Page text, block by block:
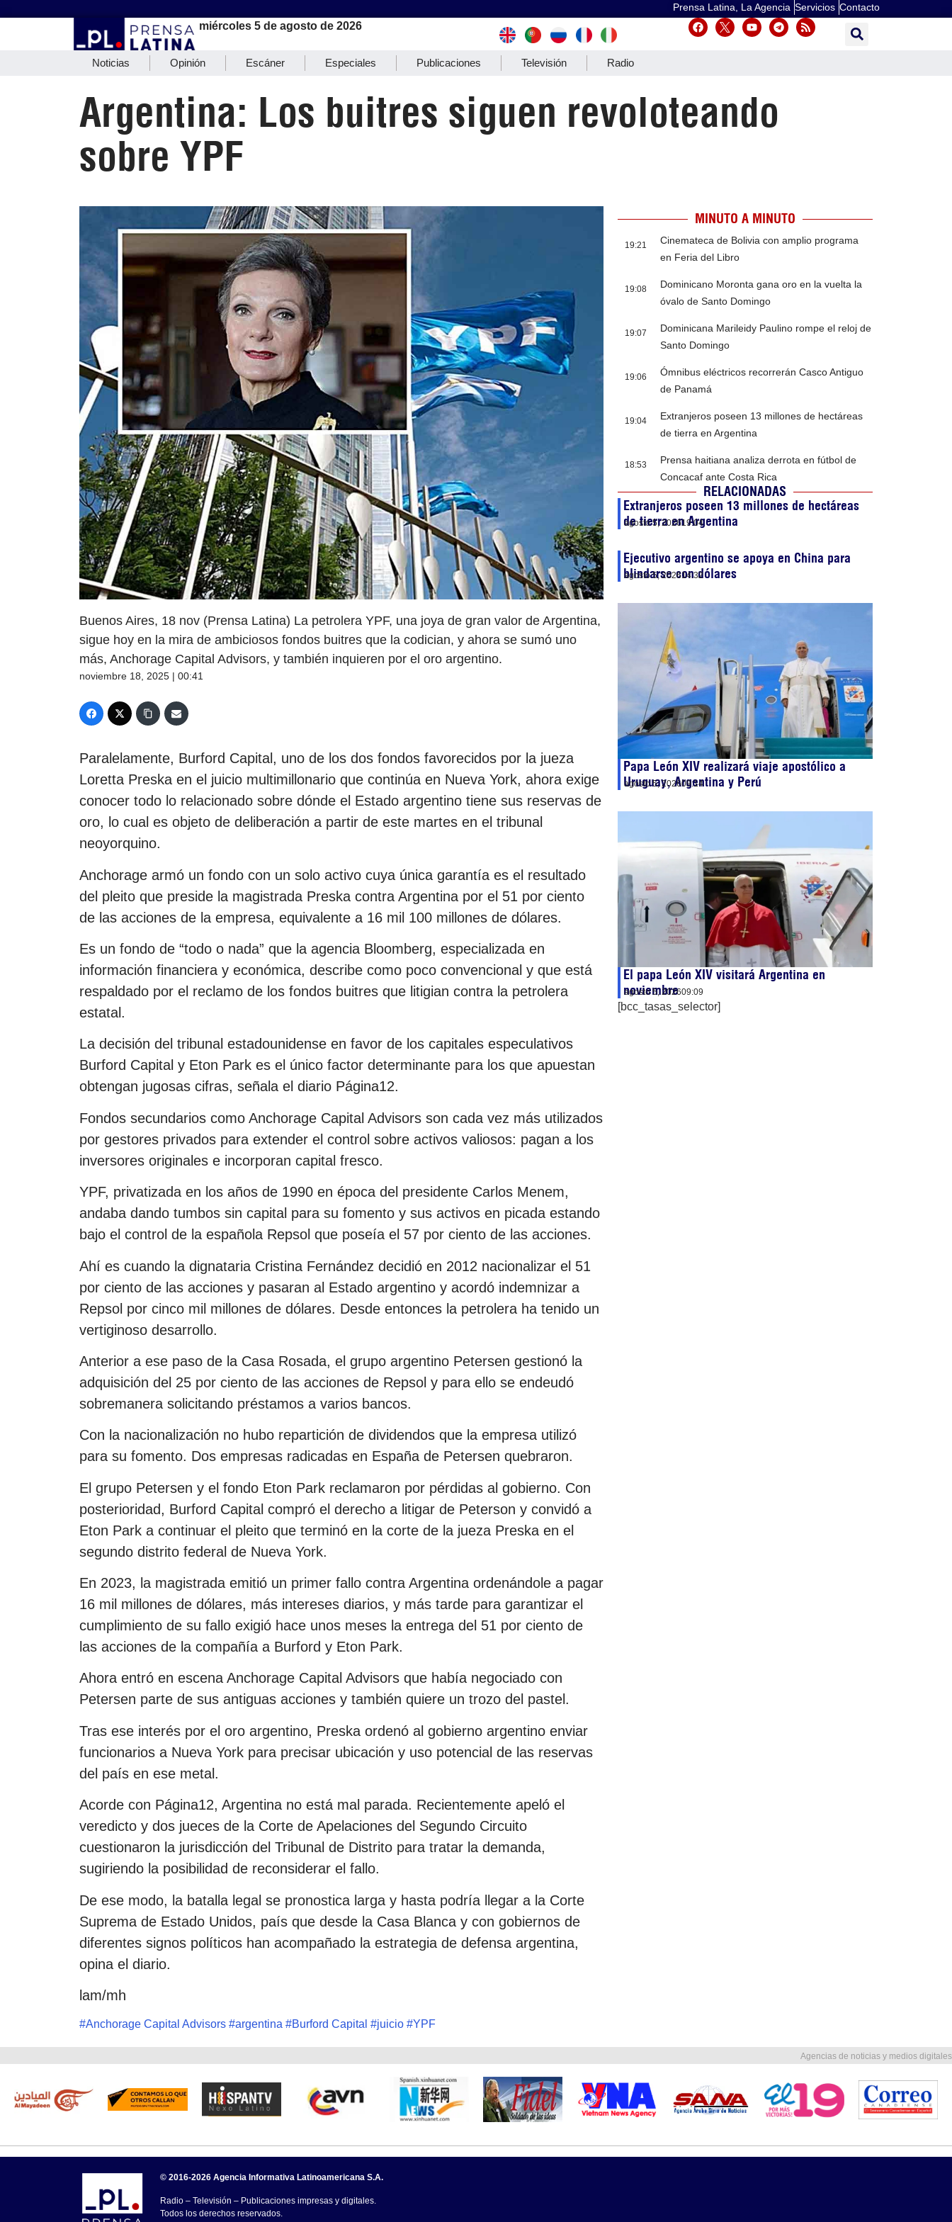
Prensa Latina, La Agencia Servicios Contacto
miércoles 5 de agosto de 2026
Noticias Opinión Escáner Especiales Publicaciones Televisión Radio
Argentina: Los buitres siguen revoloteando
sobre YPF
Buenos Aires, 18 nov (Prensa Latina) La petrolera YPF, una joya de gran valor de Argentina,
sigue hoy en la mira de ambiciosos fondos buitres que la codician, y ahora se sumó uno
más, Anchorage Capital Advisors, y también inquieren por el oro argentino.
noviembre 18, 2025 | 00:41
Paralelamente, Burford Capital, uno de los dos fondos favorecidos por la jueza
Loretta Preska en el juicio multimillonario que continúa en Nueva York, ahora exige
conocer todo lo relacionado sobre dónde el Estado argentino tiene sus reservas de
oro, lo cual es objeto de deliberación a partir de este martes en el tribunal
neoyorquino.
Anchorage armó un fondo con un solo activo cuya única garantía es el resultado
del pleito que preside la magistrada Preska contra Argentina por el 51 por ciento
de las acciones de la empresa, equivalente a 16 mil 100 millones de dólares.
Es un fondo de “todo o nada” que la agencia Bloomberg, especializada en
información financiera y económica, describe como poco convencional y que está
respaldado por el reclamo de los fondos buitres que litigian contra la petrolera
estatal.
La decisión del tribunal estadounidense en favor de los capitales especulativos
Burford Capital y Eton Park es el único factor determinante para los que apuestan
obtengan jugosas cifras, señala el diario Página12.
Fondos secundarios como Anchorage Capital Advisors son cada vez más utilizados
por gestores privados para extender el control sobre activos valiosos: pagan a los
inversores originales e incorporan capital fresco.
YPF, privatizada en los años de 1990 en época del presidente Carlos Menem,
andaba dando tumbos sin capital para su fomento y sus activos en picada estando
bajo el control de la española Repsol que poseía el 57 por ciento de las acciones.
Ahí es cuando la dignataria Cristina Fernández decidió en 2012 nacionalizar el 51
por ciento de las acciones y pasaran al Estado argentino y acordó indemnizar a
Repsol por cinco mil millones de dólares. Desde entonces la petrolera ha tenido un
vertiginoso desarrollo.
Anterior a ese paso de la Casa Rosada, el grupo argentino Petersen gestionó la
adquisición del 25 por ciento de las acciones de Repsol y para ello se endeudó
sobremanera solicitando préstamos a varios bancos.
Con la nacionalización no hubo repartición de dividendos que la empresa utilizó
para su fomento. Dos empresas radicadas en España de Petersen quebraron.
El grupo Petersen y el fondo Eton Park reclamaron por pérdidas al gobierno. Con
posterioridad, Burford Capital compró el derecho a litigar de Peterson y convidó a
Eton Park a continuar el pleito que terminó en la corte de la jueza Preska en el
segundo distrito federal de Nueva York.
En 2023, la magistrada emitió un primer fallo contra Argentina ordenándole a pagar
16 mil millones de dólares, más intereses diarios, y más tarde para garantizar el
cumplimiento de su fallo exigió hace unos meses la entrega del 51 por ciento de
las acciones de la compañía a Burford y Eton Park.
Ahora entró en escena Anchorage Capital Advisors que había negociado con
Petersen parte de sus antiguas acciones y también quiere un trozo del pastel.
Tras ese interés por el oro argentino, Preska ordenó al gobierno argentino enviar
funcionarios a Nueva York para precisar ubicación y uso potencial de las reservas
del país en ese metal.
Acorde con Página12, Argentina no está mal parada. Recientemente apeló el
veredicto y dos jueces de la Corte de Apelaciones del Segundo Circuito
cuestionaron la jurisdicción del Tribunal de Distrito para tratar la demanda,
sugiriendo la posibilidad de reconsiderar el fallo.
De ese modo, la batalla legal se pronostica larga y hasta podría llegar a la Corte
Suprema de Estado Unidos, país que desde la Casa Blanca y con gobiernos de
diferentes signos políticos han acompañado la estrategia de defensa argentina,
opina el diario.
lam/mh
#Anchorage Capital Advisors #argentina #Burford Capital #juicio #YPF
MINUTO A MINUTO
19:21
Cinemateca de Bolivia con amplio programa
en Feria del Libro
19:08
Dominicano Moronta gana oro en la vuelta la
óvalo de Santo Domingo
19:07
Dominicana Marileidy Paulino rompe el reloj de
Santo Domingo
19:06
Ómnibus eléctricos recorrerán Casco Antiguo
de Panamá
19:04
Extranjeros poseen 13 millones de hectáreas
de tierra en Argentina
18:53
Prensa haitiana analiza derrota en fútbol de
Concacaf ante Costa Rica
RELACIONADAS
Extranjeros poseen 13 millones de hectáreas
de tierra en Argentina
agosto 5, 202619:04
Ejecutivo argentino se apoya en China para
blindarse con dólares
agosto 5, 202614:32
Papa León XIV realizará viaje apostólico a
Uruguay, Argentina y Perú
agosto 5, 202609:14
El papa León XIV visitará Argentina en
noviembre
agosto 5, 202609:09
[bcc_tasas_selector]
Agencias de noticias y medios digitales
© 2016-2026 Agencia Informativa Latinoamericana S.A.
Radio – Televisión – Publicaciones impresas y digitales.
Todos los derechos reservados.